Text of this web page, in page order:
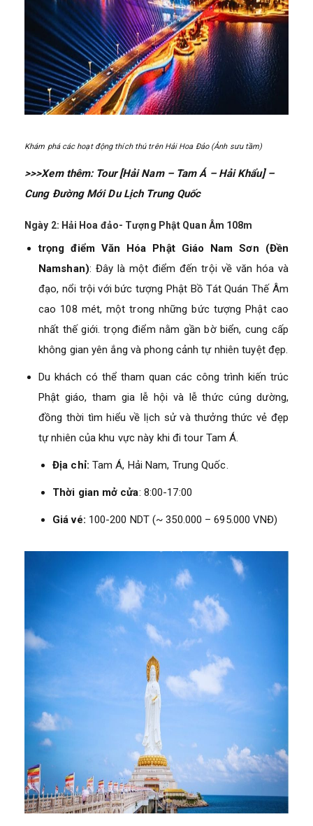
Khám phá các hoạt động thích thú trên Hải Hoa Đảo (Ảnh sưu tầm)
>>>Xem thêm: Tour [Hải Nam – Tam Á – Hải Khẩu] –
Cung Đường Mới Du Lịch Trung Quốc
Ngày 2: Hải Hoa đảo- Tượng Phật Quan Âm 108m
trọng điểm Văn Hóa Phật Giáo Nam Sơn (Đền
Namshan): Đây là một điểm đến trội về văn hóa và
đạo, nổi trội với bức tượng Phật Bồ Tát Quán Thế Âm
cao 108 mét, một trong những bức tượng Phật cao
nhất thế giới. trọng điểm nằm gần bờ biển, cung cấp
không gian yên ắng và phong cảnh tự nhiên tuyệt đẹp.
Du khách có thể tham quan các công trình kiến trúc
Phật giáo, tham gia lễ hội và lễ thức cúng dường,
đồng thời tìm hiểu về lịch sử và thưởng thức vẻ đẹp
tự nhiên của khu vực này khi đi tour Tam Á.
Địa chỉ: Tam Á, Hải Nam, Trung Quốc.
Thời gian mở cửa: 8:00-17:00
Giá vé: 100-200 NDT (~ 350.000 – 695.000 VNĐ)